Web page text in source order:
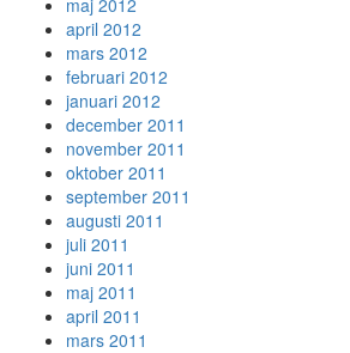
maj 2012
april 2012
mars 2012
februari 2012
januari 2012
december 2011
november 2011
oktober 2011
september 2011
augusti 2011
juli 2011
juni 2011
maj 2011
april 2011
mars 2011